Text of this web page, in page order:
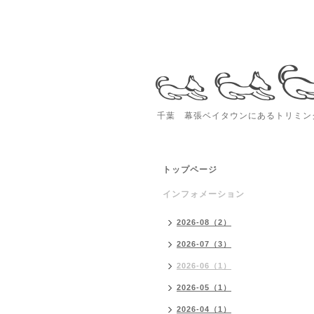
千葉 幕張ベイタウンにあるトリミ
トップページ
インフォメーション
2026-08（2）
2026-07（3）
2026-06（1）
2026-05（1）
2026-04（1）